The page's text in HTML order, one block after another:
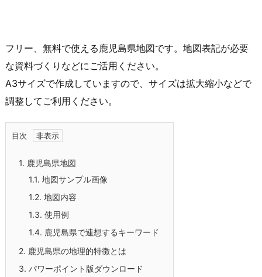
フリー、無料で使える鹿児島県地図です。地図表記が必要
な資料づくりなどにご活用ください。
A3サイズで作成していますので、サイズは拡大縮小などで
調整してご利用ください。
目次
1. 鹿児島県地図
1.1. 地図サンプル画像
1.2. 地図内容
1.3. 使用例
1.4. 鹿児島県で連想するキーワード
2. 鹿児島県の地理的特徴とは
3. パワーポイント版ダウンロード